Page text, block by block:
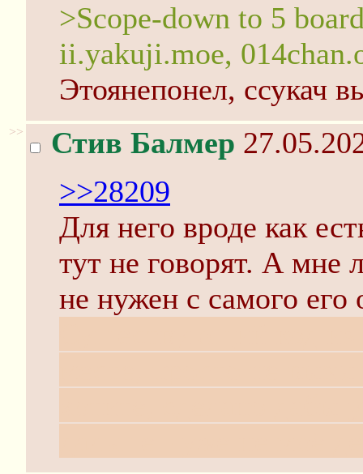
>Scope-down to 5
ii.yakuji.moe,
Этоянепонел, ссукач
>> Стив Балмер
>>28209
Для него вроде как
тут не говорят. А мне
не нужен с самого его